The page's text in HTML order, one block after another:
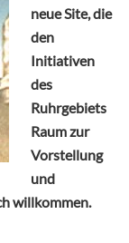
neue Site, die
den
Initiativen
des
Ruhrgebiets
Raum zur
Vorstellung
und
willkommen.